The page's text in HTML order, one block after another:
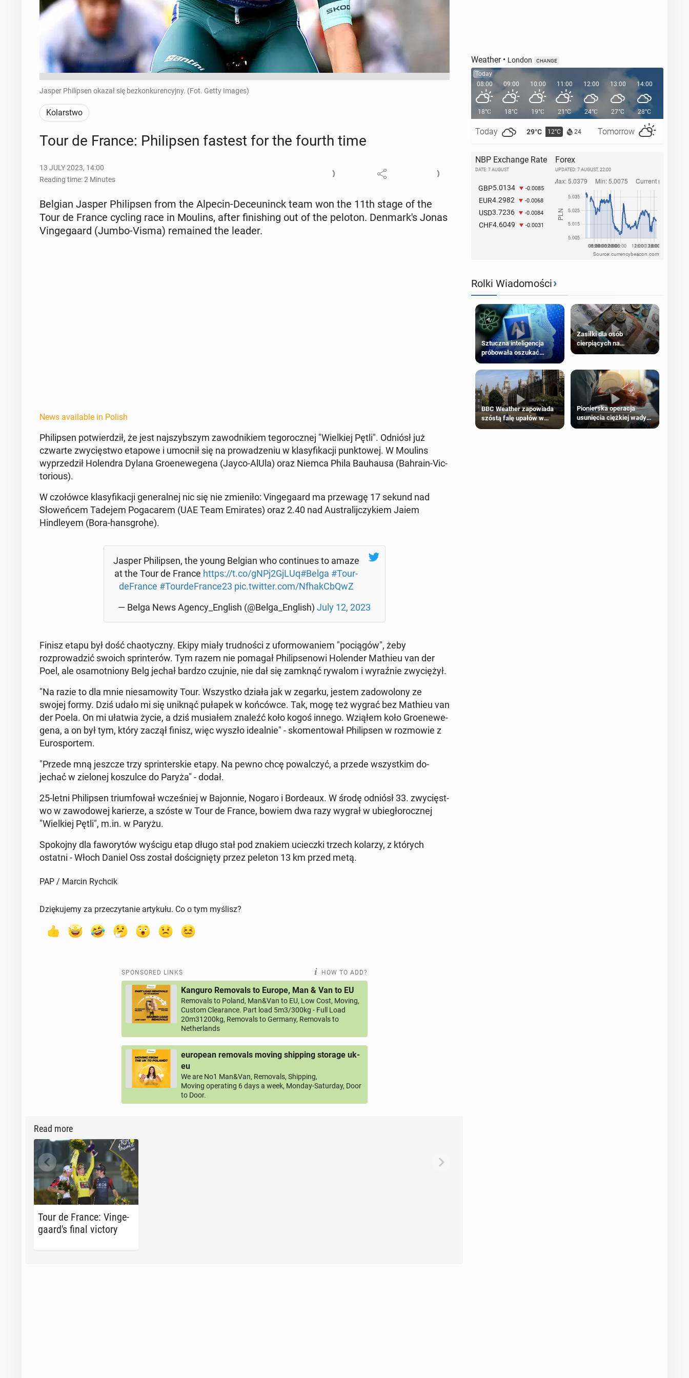
Jasper Philipsen okazał się bezkonkurencyjny. (Fot. Getty Images)
Kolarstwo
Tour de France: Philipsen fastest for the fourth time
13 JULY 2023, 14:00
Reading time: 2 Minutes
Belgian Jasper Philipsen from the Alpecin-De­ce­un­inck team won the 11th stage of the
Tour de France cycling race in Moulins, after fin­ish­ing out of the peloton. Den­mark's Jonas
Vinge­gaard (Jumbo-Visma) re­mained the leader.
News available in Polish
Philipsen potwierdz­ił, że jest na­jszyb­szym za­wod­nikiem tegorocznej "Wielkiej Pętli". Odniósł już
czwarte zwycięst­wo etapowe i umocnił się na prowadze­niu w klasy­fikacji punk­towej. W Moulins
wyprzedz­ił Holen­dra Dylana Groe­newe­ge­na (Jayco-AlUla) oraz Niemca Phila Bauhausa (Bahrain-Vic­
to­ri­ous).
W czołów­ce klasy­fikacji gen­er­al­nej nic się nie zmieniło: Vinge­gaard ma przewagę 17 sekund nad
Słoweńcem Tadejem Pogacarem (UAE Team Emi­rates) oraz 2.40 nad Aus­tral­i­jczykiem Jaiem
Hindleyem (Bora-hans­gro­he).
Jasper Philipsen, the young Belgian who con­tin­ues to amaze
at the Tour de France https://t.co/gNPj2GjLUq#Belga #Tour­
de­France #Tour­de­France23 pic.twitter.com/NfhakCbQwZ
— Belga News Agency_English (@Belga_English) July 12, 2023
Finisz etapu był dość chao­ty­czny. Ekipy miały trud­noś­ci z ufor­mowaniem "pociągów", żeby
rozprowadz­ić swoich sprint­erów. Tym razem nie pomagał Philipsenowi Holen­der Mathieu van der
Poel, ale os­amot­niony Belg jechał bardzo czujnie, nie dał się zamknąć rywalom i wyraźnie zwyciężył.
"Na razie to dla mnie niesamow­ity Tour. Wszys­tko działa jak w zegarku, jestem zad­owolony ze
swojej formy. Dziś udało mi się uniknąć pułapek w końców­ce. Tak, mogę też wygrać bez Mathieu van
der Poela. On mi ułatwia życie, a dziś mu­si­ałem znaleźć koło kogoś innego. Wziąłem koło Groe­newe­
ge­na, a on był tym, który zaczął finisz, więc wyszło ide­al­nie" - sko­men­tował Philipsen w roz­mowie z
Eu­rosportem.
"Przede mną jeszcze trzy sprint­er­skie etapy. Na pewno chcę powal­czyć, a przede wszys­tkim do­
jechać w zielonej koszulce do Paryża" - dodał.
25-letni Philipsen tri­um­fował wcześniej w Ba­jon­nie, Nogaro i Bor­deaux. W środę odniósł 33. zwycięst­
wo w za­wodowej kari­erze, a szóste w Tour de France, bowiem dwa razy wygrał w ubiegłorocznej
"Wielkiej Pętli", m.in. w Paryżu.
Spoko­jny dla fa­wory­tów wyścigu etap długo stał pod znakiem uciecz­ki trzech kolarzy, z których
ostatni - Włoch Daniel Oss został doś­cig­nię­ty przez peleton 13 km przed metą.
PAP / Marcin Rychcik
Dziękujemy za przeczytanie artykułu. Co o tym myślisz?
SPONSORED LINKS HOW TO ADD?
Kanguro Removals to Europe, Man & Van to EU
Removals to Poland, Man&Van to EU, Low Cost, Moving,
Custom Clearance. Part load 5m3/300kg - Full Load
20m31200kg, Removals to Germany, Removals to
Netherlands
european removals moving shipping storage uk-
eu
We are No1 Man&Van, Removals, Shipping,
Moving operating 6 days a week, Monday-Saturday, Door
to Door.
Read more
Tour de France: Vinge­
gaard's final victory
Weather• London CHANGE
Today
08:00
18°C
Today 29°C 12°C 24 Tomorrow
09:00
18°C
10:00
19°C
11:00
21°C
12:00
24°C
13:00
27°C
14:00
28°C
NBP Exchange Rate
DATE: 7 AUGUST
GBP5.0134 -0.0085
EUR4.2982 -0.0068
USD3.7236 -0.0084
CHF4.6049 -0.0031
Forex
UPDATED: 7 AUGUST, 22:00
Source: currencybeacon.com
Rolki Wiadomości›
Sztuczna inteligencja
próbowała oszukać
człowieka
Zasiłki dla osób
cierpiących na
schorzenia psychiczne
BBC Weather zapowiada
szóstą falę upałów w
Londynie
Pionierska operacja
usunięcia ciężkiej wady
wrodzonej płodu w łonie